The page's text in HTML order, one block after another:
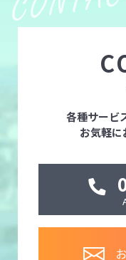
各種サービ
お気軽に